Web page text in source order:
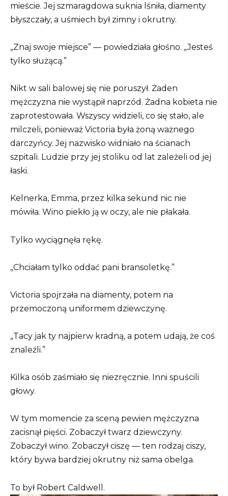
mieście. Jej szmaragdowa suknia lśniła, diamenty
błyszczały, a uśmiech był zimny i okrutny.
„Znaj swoje miejsce” — powiedziała głośno. „Jesteś
tylko służącą.”
Nikt w sali balowej się nie poruszył. Żaden
mężczyzna nie wystąpił naprzód. Żadna kobieta nie
zaprotestowała. Wszyscy widzieli, co się stało, ale
milczeli, ponieważ Victoria była żoną ważnego
darczyńcy. Jej nazwisko widniało na ścianach
szpitali. Ludzie przy jej stoliku od lat zależeli od jej
łaski.
Kelnerka, Emma, przez kilka sekund nic nie
mówiła. Wino piekło ją w oczy, ale nie płakała.
Tylko wyciągnęła rękę.
„Chciałam tylko oddać pani bransoletkę.”
Victoria spojrzała na diamenty, potem na
przemoczoną uniformem dziewczynę.
„Tacy jak ty najpierw kradną, a potem udają, że coś
znaleźli.”
Kilka osób zaśmiało się niezręcznie. Inni spuścili
głowy.
W tym momencie za sceną pewien mężczyzna
zacisnął pięści. Zobaczył twarz dziewczyny.
Zobaczył wino. Zobaczył ciszę — ten rodzaj ciszy,
który bywa bardziej okrutny niż sama obelga.
To był Robert Caldwell.